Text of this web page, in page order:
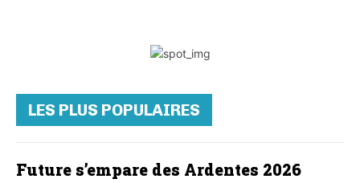
LES PLUS POPULAIRES
Future s’empare des Ardentes 2026